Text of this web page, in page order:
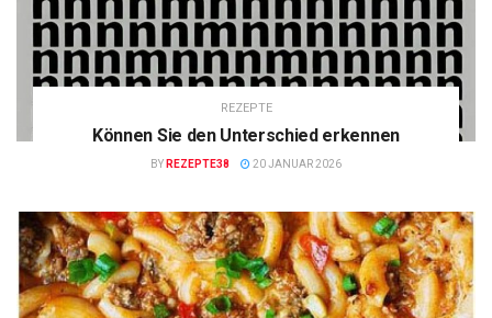
REZEPTE
Können Sie den Unterschied erkennen
BY REZEPTE38 20 JANUAR 2026